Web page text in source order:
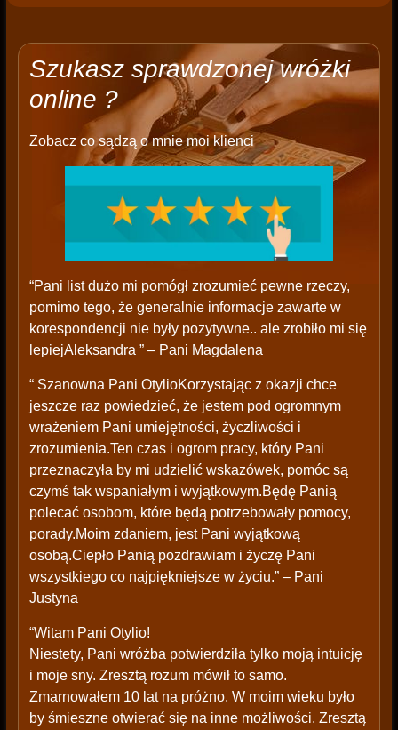
Szukasz sprawdzonej wróżki
online ?
Zobacz co sądzą o mnie moi klienci
“Pani list dużo mi pomógł zrozumieć pewne rzeczy,
pomimo tego, że generalnie informacje zawarte w
korespondencji nie były pozytywne.. ale zrobiło mi się
lepiejAleksandra ” – Pani Magdalena
“ Szanowna Pani OtylioKorzystając z okazji chce
jeszcze raz powiedzieć, że jestem pod ogromnym
wrażeniem Pani umiejętności, życzliwości i
zrozumienia.Ten czas i ogrom pracy, który Pani
przeznaczyła by mi udzielić wskazówek, pomóc są
czymś tak wspaniałym i wyjątkowym.Będę Panią
polecać osobom, które będą potrzebowały pomocy,
porady.Moim zdaniem, jest Pani wyjątkową
osobą.Ciepło Panią pozdrawiam i życzę Pani
wszystkiego co najpiękniejsze w życiu.” – Pani
Justyna
“Witam Pani Otylio!
Niestety, Pani wróżba potwierdziła tylko moją intuicję
i moje sny. Zresztą rozum mówił to samo.
Zmarnowałem 10 lat na próżno. W moim wieku było
by śmieszne otwierać się na inne możliwości. Zresztą